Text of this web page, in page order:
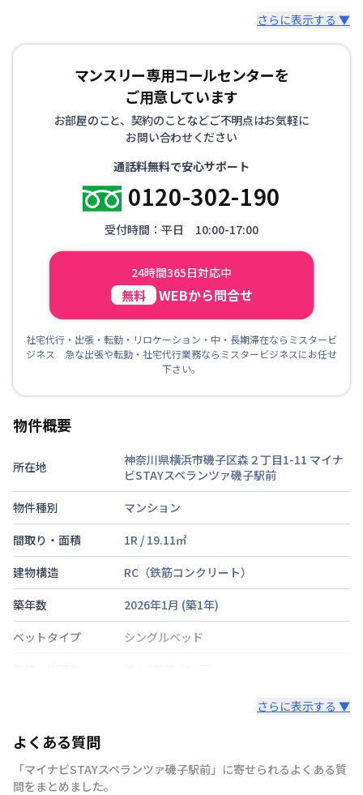
さらに表示する ▼
マンスリー専用コールセンターを
ご用意しています
お部屋のこと、契約のことなどご不明点はお気軽に
お問い合わせください
通話料無料で安心サポート
0120-302-190
受付時間：平日 10:00-17:00
24時間365日対応中
無料 WEBから問合せ
社宅代行・出張・転勤・リロケーション・中・長期滞在ならミスタービ
ジネス 急な出張や転勤・社宅代行業務ならミスタービジネスにお任せ
下さい。
物件概要
所在地 神奈川県横浜市磯子区森２丁目1-11 マイナ
ビSTAYスペランツァ磯子駅前
物件種別
マンション
間取り・面積
1R / 19.11㎡
建物構造
RC（鉄筋コンクリート）
築年数
2026年1月 (築1年)
ベットタイプ
シングルベッド
部屋の向き
禁煙・喫煙
禁煙
さらに表示する ▼
よくある質問
「マイナビSTAYスペランツァ磯子駅前」に寄せられるよくある質
問をまとめました。